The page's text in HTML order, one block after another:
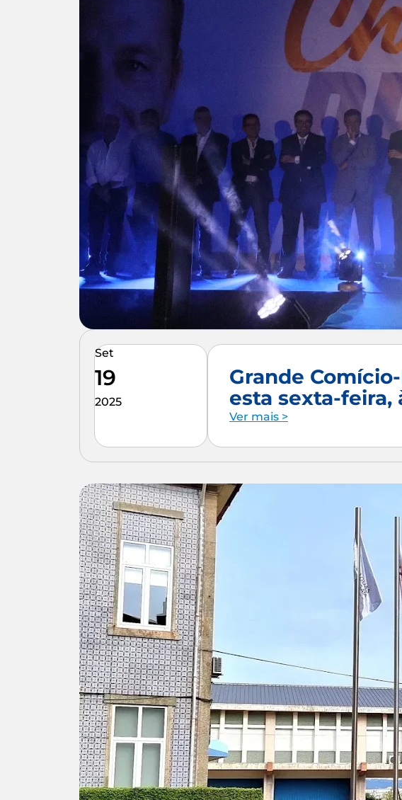
Set
19
2025
Grande
esta sexta-feira,
Ver mais >